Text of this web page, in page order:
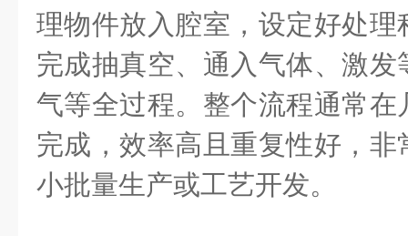
理物件放入腔室，设定好处
完成抽真空、通入气体、激
气等全过程。整个流程通常
完成，效率高且重复性好，
小批量生产或工艺开发。